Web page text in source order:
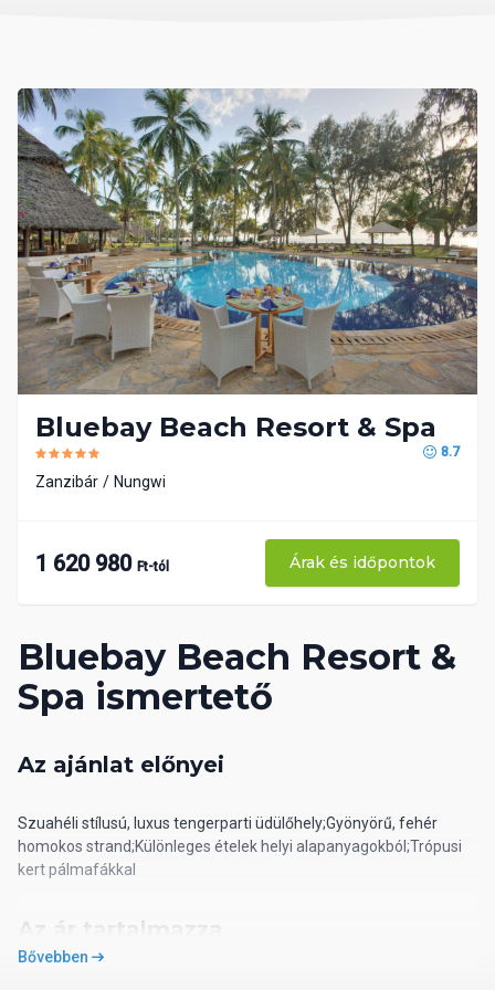
Bluebay Beach Resort &
Spa ismertető
Az ajánlat előnyei
Szuahéli stílusú, luxus tengerparti üdülőhely;Gyönyörű, fehér
homokos strand;Különleges ételek helyi alapanyagokból;Trópusi
kert pálmafákkal
Az ár tartalmazza
Bővebben
Bluebay Beach Resort & Spa
8.7
Zanzibár Nungwi
1 620 980 Ft-tól Árak és időpontok